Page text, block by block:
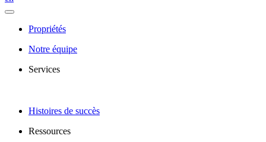
Propriétés
Notre équipe
Services
Histoires de succès
Ressources